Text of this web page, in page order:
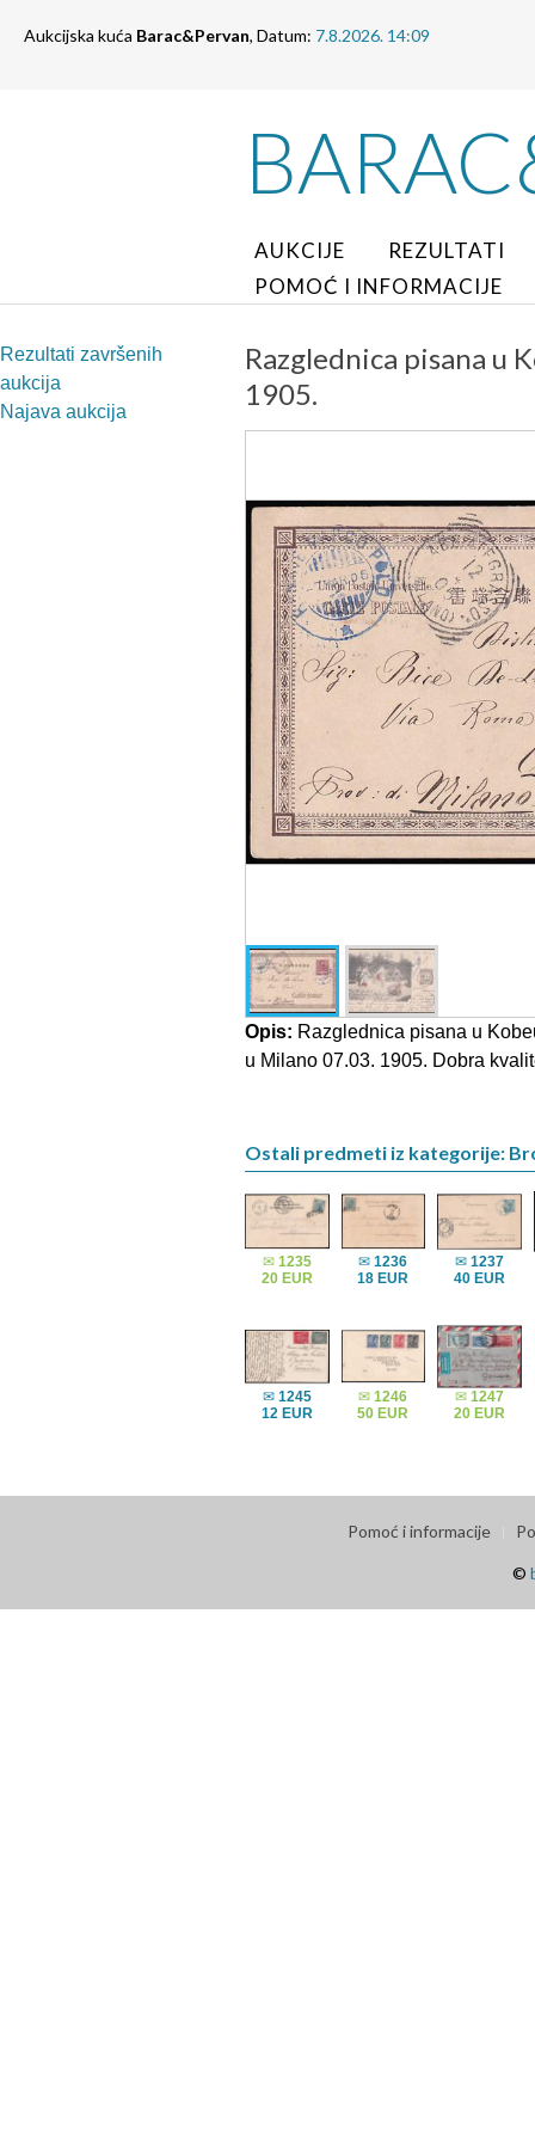
Aukcijska kuća Barac&Pervan, Datum: 7.8.2026. 14:09
AUKCIJE
REZULTATI
POMOĆ I INFORMACIJE
Rezultati završenih
aukcija
Najava aukcija
Razglednica pisana u
1905.
Opis: Razglednica pisana u
u Milano 07.03. 1905. Dobra
Ostali predmeti iz kategorije:
✉ 1235
20 EUR
✉1236
18 EUR
✉ 1237
40 EUR
✉ 1245
12 EUR
✉1246
50 EUR
✉ 1247
20 EUR
Pomoć i informacije
©